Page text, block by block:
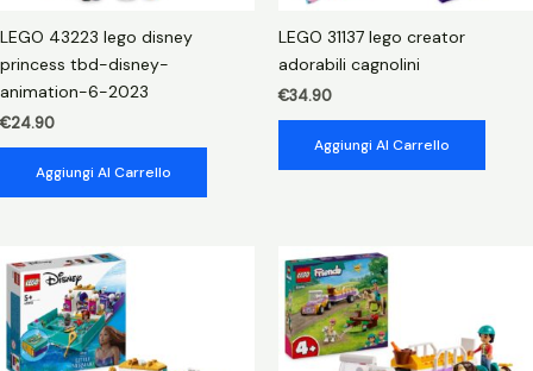
LEGO 43223 lego disney
princess tbd-disney-
animation-6-2023
€24.90
Aggiungi Al Carrello
LEGO 31137 lego creator
adorabili cagnolini
€34.90
Aggiungi Al Carrello